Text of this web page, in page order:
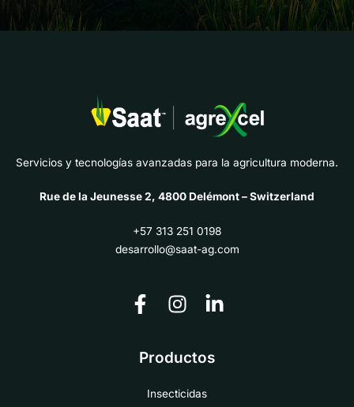
Servicios y tecnologías avanzadas para la agricultura moderna.
Rue de la Jeunesse 2, 4800 Delémont – Switzerland
+57 313 251 0198
desarrollo@saat-ag.com
Productos
Insecticidas